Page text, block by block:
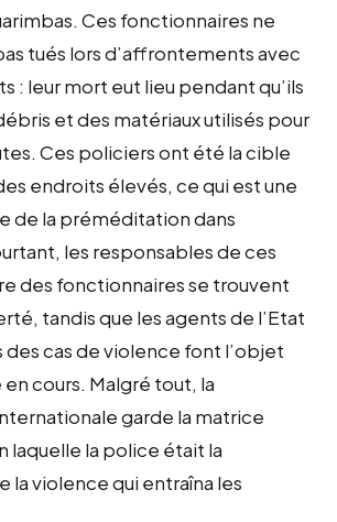
Ces fonctionnaires ne
tués lors d’affrontements avec
: leur mort eut lieu pendant qu’ils
et des matériaux utilisés pour
Ces policiers ont été la cible
endroits élevés, ce qui est une
de la préméditation dans
les responsables de ces
des fonctionnaires se trouvent
tandis que les agents de l’Etat
des cas de violence font l’objet
cours. Malgré tout, la
garde la matrice
laquelle la police était la
la violence qui entraîna les